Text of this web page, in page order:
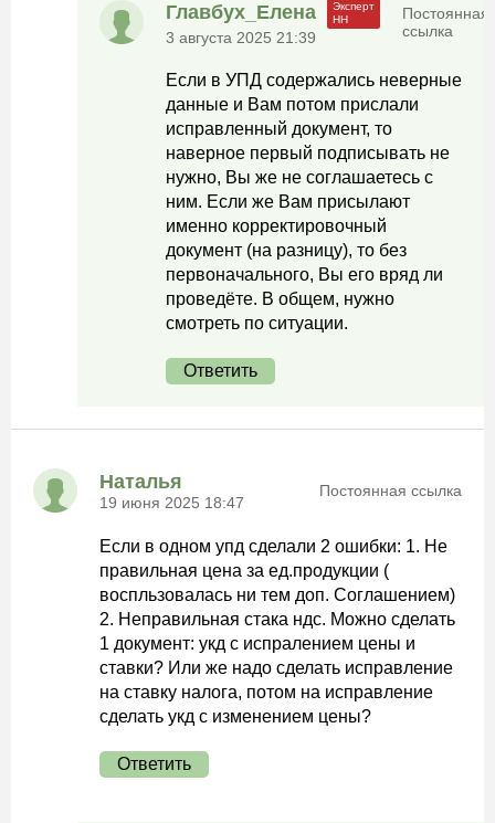
Главбух_Елена
3 августа 2025 21:39
Постоянная
ссылка
Если в УПД содержались неверные
данные и Вам потом прислали
исправленный документ, то
наверное первый подписывать не
нужно, Вы же не соглашаетесь с
ним. Если же Вам присылают
именно корректировочный
документ (на разницу), то без
первоначального, Вы его вряд ли
проведёте. В общем, нужно
смотреть по ситуации.
Ответить
Наталья
19 июня 2025 18:47
Постоянная ссылка
Если в одном упд сделали 2 ошибки: 1. Не
правильная цена за ед.продукции (
воспльзовалась ни тем доп. Соглашением)
2. Неправильная стака ндс. Можно сделать
1 документ: укд с испралением цены и
ставки? Или же надо сделать исправление
на ставку налога, потом на исправление
сделать укд с изменением цены?
Ответить